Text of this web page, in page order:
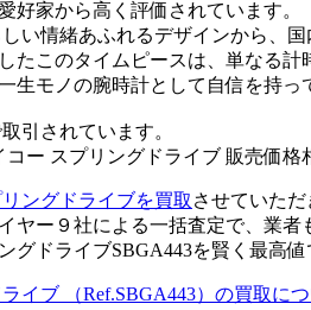
好家から高く評価されています。
い情緒あふれるデザインから、
たこのタイムピースは、単なる
生モノの腕時計として自信を持っ
引されています。
コー スプリングドライブ 販売価
ングドライブを買取 させていただ
ヤー９社による一括査定で、業者
グドライブSBGA443を賢く最高
イブ （Ref.SBGA443）の買取に